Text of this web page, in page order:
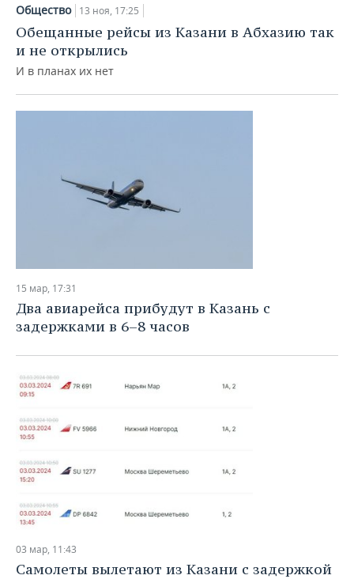
НЕФТЕХИМИЯ
НЕФТЬ
ОПК
ЭНЕРГЕТИКА
РОЗНИЧНАЯ ТОРГОВЛЯ
ТРАНСПОРТ
НОВОСТИ ТЕХНОЛОГИЙ
IT
МЕРОПРИЯТИЯ
НОВОСТИ МЕРОПРИЯТИЙ
ONLINE-КОНФЕРЕНЦИИ
ОТКРЫТАЯ ЛЕКЦИЯ
СПОРТ
ХОККЕЙ
КИБЕРСПОРТ
ФИГУРНОЕ КАТАНИЕ
ВОДНЫЕ ВИДЫ СПОРТА
ХОККЕЙ С МЯЧОМ
ВЛАСТЬ
ИНФРАСТРУКТУРА
КУЛЬТУРА
МЕДИЦИНА
ОБРАЗОВАНИЕ
ПРОИСШЕСТВИЯ
СЮЖЕТЫ
СПИСОК КОМПАНИЙ
Общество 13 ноя, 17:25
Обещанные рейсы из Казани в Абхазию так
и не открылись
И в планах их нет
15 мар, 17:31
Два авиарейса прибудут в Казань с
задержками в 6–8 часов
03 мар, 11:43
Самолеты вылетают из Казани с задержкой